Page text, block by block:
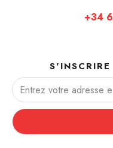
+34